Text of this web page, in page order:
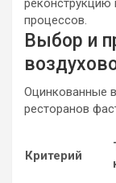
реконструкцию
процессов.
Выбор и
Оцинкованные
ресторанов
Критерий